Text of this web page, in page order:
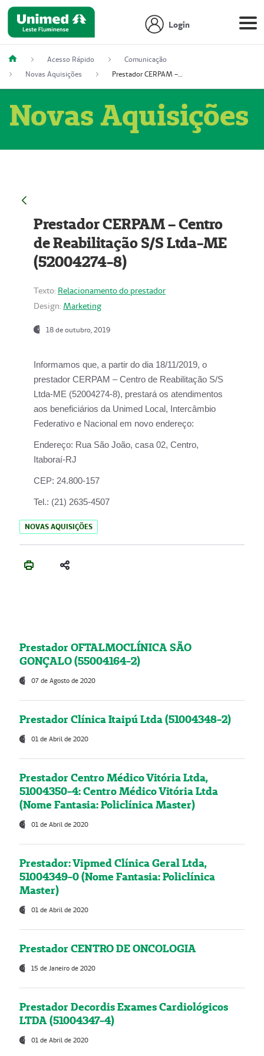
Login
Acesso Rápido
Comunicação
Novas Aquisições
Prestador CERPAM – Centro de Reabilitação S/S Ltda-ME (52004274-8)
Novas Aquisições
Prestador CERPAM – Centro
de Reabilitação S/S Ltda-ME
(52004274-8)
Texto: Relacionamento do prestador
Design: Marketing
18 de outubro, 2019
Informamos que, a partir do dia 18/11/2019, o
prestador CERPAM – Centro de Reabilitação S/S
Ltda-ME (52004274-8), prestará os atendimentos
aos beneficiários da Unimed Local, Intercâmbio
Federativo e Nacional em novo endereço:
Endereço: Rua São João, casa 02, Centro,
Itaboraí-RJ
CEP: 24.800-157
Tel.: (21) 2635-4507
NOVAS AQUISIÇÕES
Prestador OFTALMOCLÍNICA SÃO
GONÇALO (55004164-2)
07 de Agosto de 2020
Prestador Clínica Itaipú Ltda (51004348-2)
01 de Abril de 2020
Prestador Centro Médico Vitória Ltda,
51004350-4: Centro Médico Vitória Ltda
(Nome Fantasia: Policlínica Master)
01 de Abril de 2020
Prestador: Vipmed Clínica Geral Ltda,
51004349-0 (Nome Fantasia: Policlínica
Master)
01 de Abril de 2020
Prestador CENTRO DE ONCOLOGIA
15 de Janeiro de 2020
Prestador Decordis Exames Cardiológicos
LTDA (51004347-4)
01 de Abril de 2020